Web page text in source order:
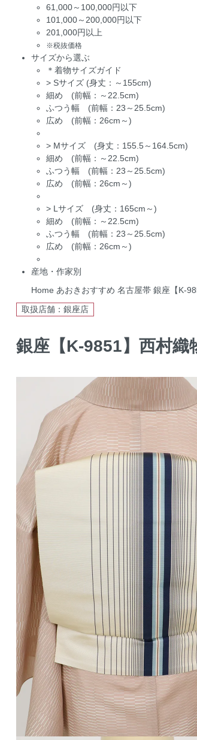
61,000～100,000円以下
101,000～200,000円以下
201,000円以上
※税抜価格
サイズから選ぶ
＊着物サイズガイド
> Sサイズ (身丈：～155cm)
細め (前幅：～22.5cm)
ふつう幅 (前幅：23～25.5cm)
広め (前幅：26cm～)
> Mサイズ (身丈：155.5～164.5cm)
細め (前幅：～22.5cm)
ふつう幅 (前幅：23～25.5cm)
広め (前幅：26cm～)
> Lサイズ (身丈：165cm～)
細め (前幅：～22.5cm)
ふつう幅 (前幅：23～25.5cm)
広め (前幅：26cm～)
産地・作家別
Home あおきおすすめ 名古屋帯 銀座【K-
取扱店舗：銀座店
銀座【K-9851】西村織